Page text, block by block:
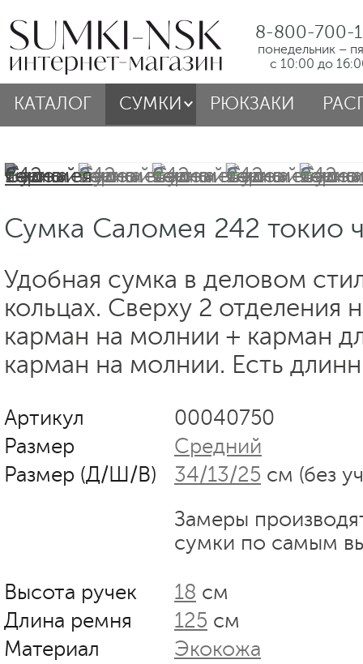
8-800-700-
понедельник –
с 10:00 до
КАТАЛОГ СУМКИ РЮКЗАКИ
Сумка Саломея 242 токио
Удобная сумка в деловом
кольцах. Сверху 2 отделения
карман на молнии + карман
карман на молнии. Есть
Артикул
00040750
Размер
Средний
Размер (Д/Ш/В)
34/13/25 см (без
Замеры
сумки по самым
Высота ручек 18 см
Длина ремня
125 см
Материал
Экокожа